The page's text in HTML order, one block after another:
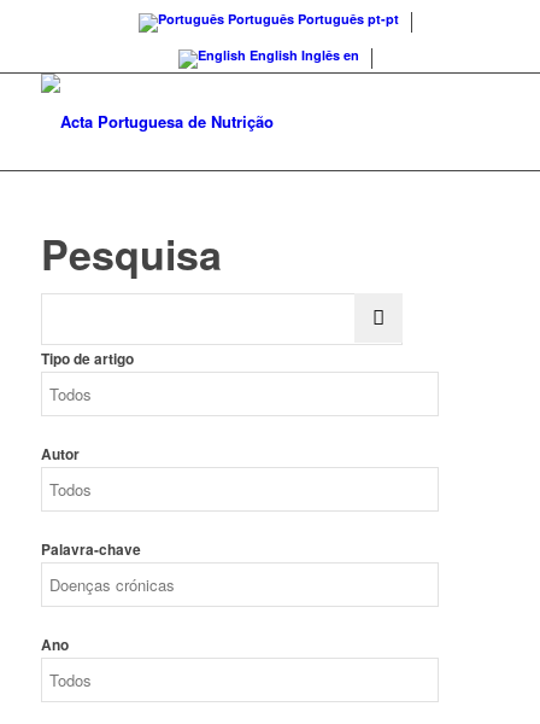
Português Português pt-pt
English Inglês en
Pesquisa
Tipo de artigo
Autor
Palavra-chave
Ano